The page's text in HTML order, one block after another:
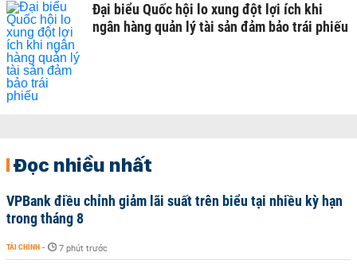
Đại biểu Quốc hội lo xung đột lợi ích khi
ngân hàng quản lý tài sản đảm bảo trái phiếu
Đọc nhiều nhất
VPBank điều chỉnh giảm lãi suất trên biểu tại nhiều kỳ hạn
trong tháng 8
TÀI CHÍNH - 7 phút trước